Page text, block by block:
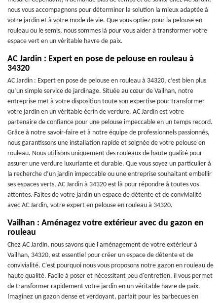
nous vous accompagnons pour déterminer la solution la mieux adaptée à
votre jardin et à votre mode de vie. Que vous optiez pour la pelouse en
rouleau ou le semis, nous sommes là pour vous aider à transformer votre
espace vert en un véritable havre de paix.
AC Jardin : Expert en pose de pelouse en rouleau à
34320
AC Jardin : Expert en pose de pelouse en rouleau à 34320, c’est bien plus
qu’un simple service de jardinage. Située au cœur de Vailhan, notre
entreprise met à votre disposition toute son expertise pour transformer
votre jardin en un véritable écrin de verdure. AC Jardin est votre
partenaire de confiance pour une pelouse impeccable en un temps record.
Grâce à notre savoir-faire et à notre équipe de professionnels passionnés,
nous garantissons une installation rapide et soignée de votre pelouse en
rouleau. Nous utilisons uniquement des rouleaux de haute qualité pour
assurer une verdure luxuriante et durable. Que vous soyez un particulier à
la recherche d’un jardin impeccable ou une entreprise souhaitant embellir
ses espaces verts, AC Jardin à 34320 est là pour répondre à toutes vos
attentes. Faites de votre jardin un espace de détente et de convivialité
avec AC Jardin, votre expert en pelouse en rouleau à 34320.
Vailhan : Aménagez votre extérieur avec du gazon en
rouleau
Chez AC Jardin, nous savons que l'aménagement de votre extérieur à
Vailhan, 34320, est essentiel pour créer un espace de détente et de
convivialité. C'est pourquoi nous vous proposons notre gazon en rouleau de
haute qualité. Facile à poser et nécessitant peu d'entretien, il vous permet
de transformer rapidement votre jardin en un véritable havre de paix.
Imaginez un gazon dense et verdoyant, parfait pour les barbecues en